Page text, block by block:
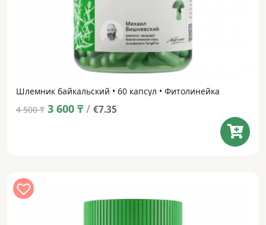
Шлемник байкальский • 60 капсул • Фитолинейка
4 500₸ Original
3 600 ₸Current
/ €7.35